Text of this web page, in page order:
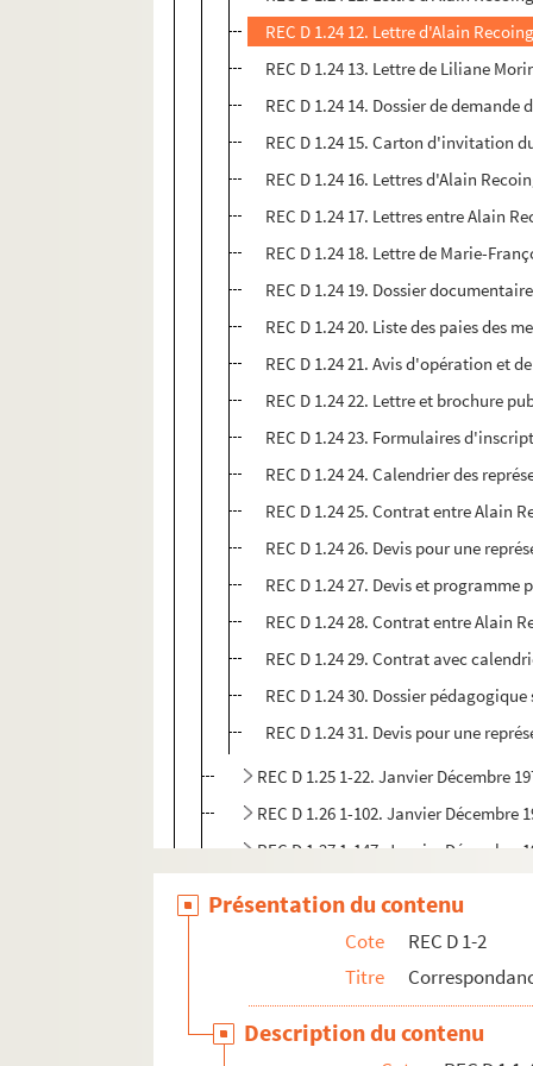
REC D 1.24 12. Lettre d'Alain
REC D 1.24 13. Lettre de Liliane
REC D 1.24 14. Dossier de
REC D 1.24 15. Carton d'invitation
REC D 1.24 16. Lettres d'Alain
REC D 1.24 17. Lettres entre Alain
REC D 1.24 18. Lettre de Marie-
REC D 1.24 19. Dossier
REC D 1.24 20. Liste des paies des
REC D 1.24 21. Avis d'opération et
REC D 1.24 22. Lettre et brochure
REC D 1.24 23. Formulaires
REC D 1.24 24. Calendrier des
REC D 1.24 25. Contrat entre Alain
REC D 1.24 26. Devis pour une
REC D 1.24 27. Devis et
REC D 1.24 28. Contrat entre Alain
REC D 1.24 29. Contrat avec
REC D 1.24 30. Dossier
REC D 1.24 31. Devis pour une
REC D 1.25 1-22. Janvier Décembre
REC D 1.26 1-102. Janvier Décembre
REC D 1.27 1-147. Janvier Décembre
REC D 1.32 1-55. Janvier Décembre
Présentation du contenu
Cote
REC D 1-2
Titre
Description du contenu